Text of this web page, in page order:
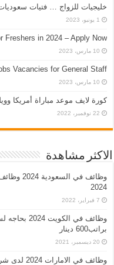
خليجيات للزواج … فتيات
1 يونيو، 2023
Freshers in 2024 – Apply Now
10 مارس، 2023
Vacancies for General Staff
10 مارس، 2023
كورة لايف موعد مباراة أمريكا
22 نوفمبر، 2022
الاكثر مشاهدة
وظائف
2024
7 فبراير، 2022
وظائف في
براتب600 دينار
20 ديسمبر، 2021
وظائف في